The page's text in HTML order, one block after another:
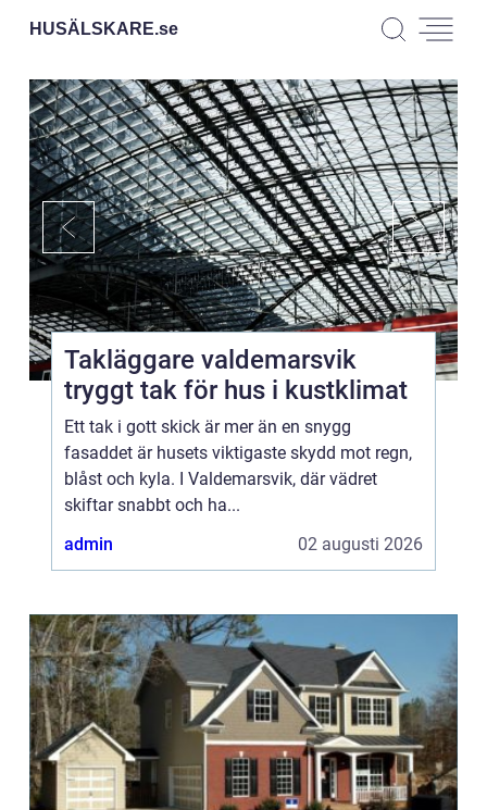
HUSÄLSKARE.se
Takläggare valdemarsvik
tryggt tak för hus i kustklimat
Ett tak i gott skick är mer än en snygg
fasaddet är husets viktigaste skydd mot regn,
blåst och kyla. I Valdemarsvik, där vädret
skiftar snabbt och ha...
admin
02 augusti 2026